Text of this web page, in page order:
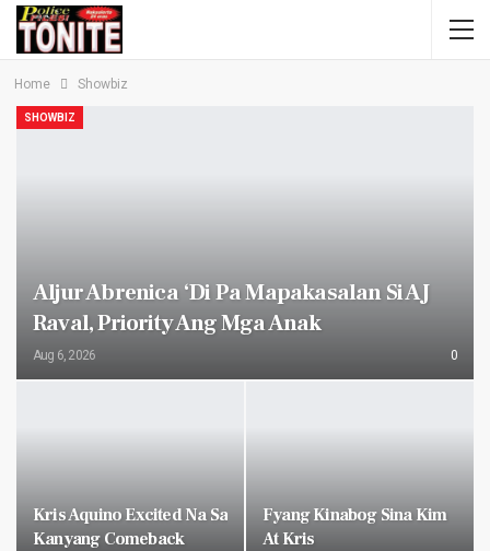
Home Showbiz
SHOWBIZ
Aljur Abrenica ‘di Pa Mapakasalan Si AJ
Raval, Priority Ang Mga Anak
Aug 6, 2026 0
Kris Aquino Excited Na Sa
Kanyang Comeback
Fyang Kinabog Sina Kim
At Kris